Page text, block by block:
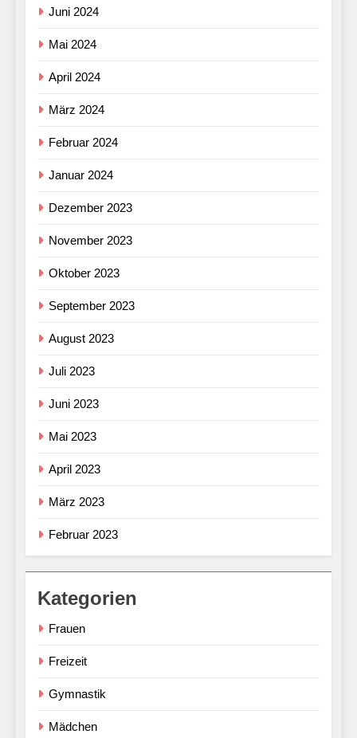
Juni 2024
Mai 2024
April 2024
März 2024
Februar 2024
Januar 2024
Dezember 2023
November 2023
Oktober 2023
September 2023
August 2023
Juli 2023
Juni 2023
Mai 2023
April 2023
März 2023
Februar 2023
Kategorien
Frauen
Freizeit
Gymnastik
Mädchen